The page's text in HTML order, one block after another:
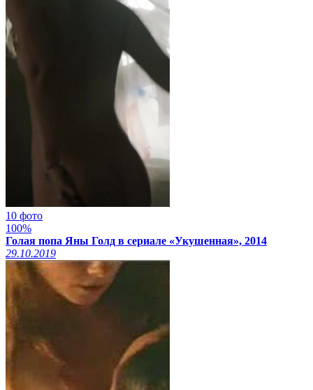
10 фото
100%
Голая попа Яны Голд в сериале «Укушенная», 2014
29.10.2019